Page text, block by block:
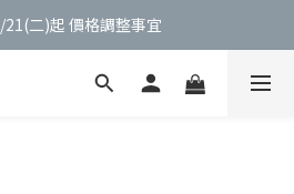
21(二)起 價格調整事宜
21(二)起 價格調整事宜
會員最高送$９００購物金